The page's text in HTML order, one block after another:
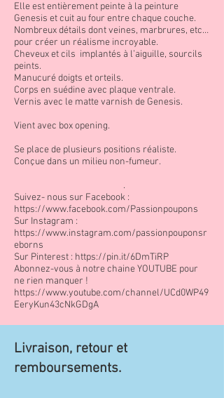
Elle est entièrement peinte à la peinture
Genesis et cuit au four entre chaque couche.
Nombreux détails dont veines, marbrures, etc…
pour créer un réalisme incroyable.
Cheveux et cils implantés à l’aiguille, sourcils
peints.
Manucuré doigts et orteils.
Corps en suédine avec plaque ventrale.
Vernis avec le matte varnish de Genesis.
Vient avec box opening.
Se place de plusieurs positions réaliste.
Conçue dans un milieu non-fumeur.
.
Suivez- nous sur Facebook :
https://www.facebook.com/Passionpoupons
Sur Instagram :
https://www.instagram.com/passionpouponsr
eborns
Sur Pinterest : https://pin.it/6DmTiRP
Abonnez-vous à notre chaine YOUTUBE pour
ne rien manquer !
https://www.youtube.com/channel/UCd0WP49
EeryKun43cNkGDgA
Livraison, retour et
remboursements.